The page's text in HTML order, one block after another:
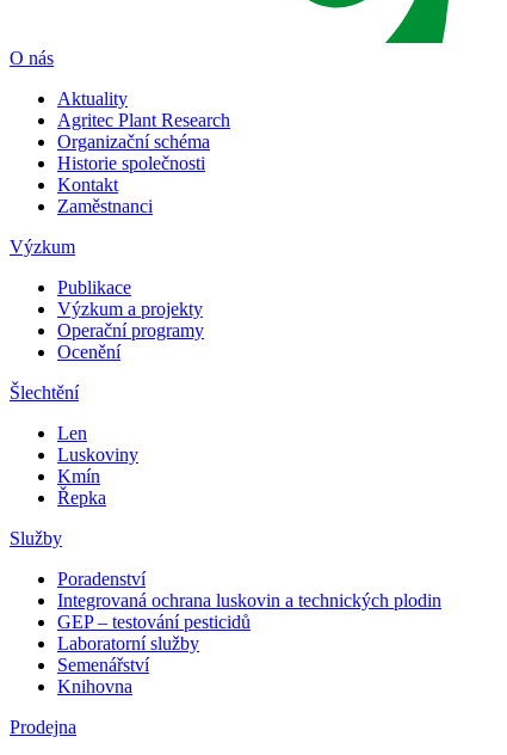
O nás
Aktuality
Agritec Plant Research
Organizační schéma
Historie společnosti
Kontakt
Zaměstnanci
Výzkum
Publikace
Výzkum a projekty
Operační programy
Ocenění
Šlechtění
Len
Luskoviny
Kmín
Řepka
Služby
Poradenství
Integrovaná ochrana luskovin a technických plodin
GEP – testování pesticidů
Laboratorní služby
Semenářství
Knihovna
Prodejna